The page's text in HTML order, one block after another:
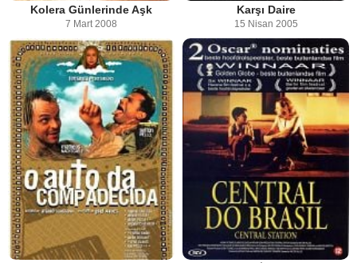
Kolera Günlerinde Aşk
7 Mart 2008
Karşı Daire
15 Nisan 2005